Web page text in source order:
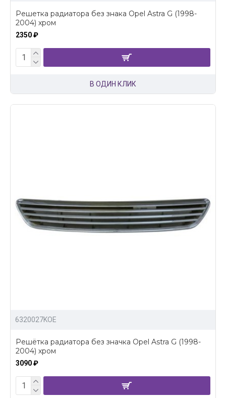
Решетка радиатора без знака Opel Astra G (1998-
2004) хром
2350 ₽
В ОДИН КЛИК
6320027KOE
Решётка радиатора без значка Opel Astra G (1998-
2004) хром
3090 ₽